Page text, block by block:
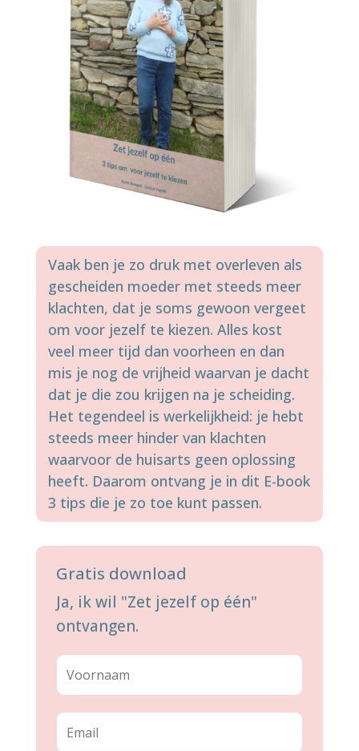
Vaak ben je zo druk met overleven als
gescheiden moeder met steeds meer
klachten, dat je soms gewoon vergeet
om voor jezelf te kiezen. Alles kost
veel meer tijd dan voorheen en dan
mis je nog de vrijheid waarvan je dacht
dat je die zou krijgen na je scheiding.
Het tegendeel is werkelijkheid: je hebt
steeds meer hinder van klachten
waarvoor de huisarts geen oplossing
heeft. Daarom ontvang je in dit E-book
3 tips die je zo toe kunt passen.
Gratis download
Ja, ik wil "Zet jezelf op één"
ontvangen.